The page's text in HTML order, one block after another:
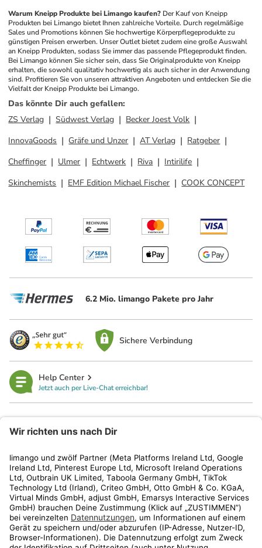
Warum Kneipp Produkte bei Limango kaufen? Der Kauf von Kneipp
Produkten bei Limango bietet Ihnen zahlreiche Vorteile. Durch regelmäßige
Sales und Promotions können Sie hochwertige Körperpflegeprodukte zu
günstigen Preisen erwerben. Unser Outlet bietet zudem eine große Auswahl
an Kneipp Produkten, sodass Sie immer das passende Pflegeprodukt finden.
Bei Limango können Sie sicher sein, dass Sie Originalprodukte von Kneipp
erhalten, die sowohl qualitativ hochwertig als auch sicher in der Anwendung
sind. Profitieren Sie von unseren attraktiven Angeboten und entdecken Sie die
Vielfalt der Kneipp Produkte bei Limango.
Das könnte Dir auch gefallen:
ZS Verlag
Südwest Verlag
Becker Joest Volk
InnovaGoods
Gräfe und Unzer AT Verlag
Ratgeber
Cheffinger
Ulmer Echtwerk Riva
Intirilife
Skinchemists
EMF Edition Michael Fischer COOK CONCEPT
6.2 Mio. limango Pakete pro Jahr
Sichere Verbindung
Help Center
Jetzt auch per Live-Chat erreichbar!
Kundenservice
Shop
Aktionen